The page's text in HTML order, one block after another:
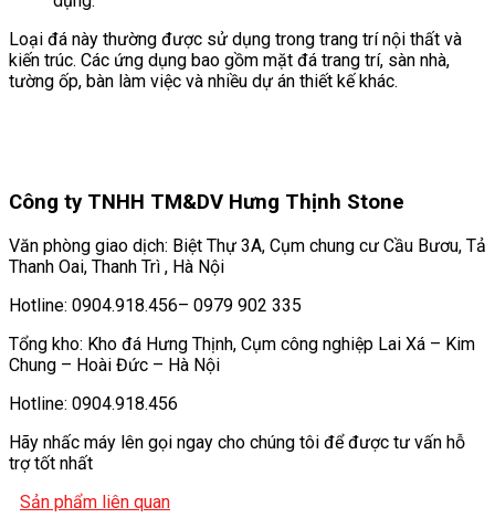
Loại đá này thường được sử dụng trong trang trí nội thất và
kiến trúc. Các ứng dụng bao gồm mặt đá trang trí, sàn nhà,
tường ốp, bàn làm việc và nhiều dự án thiết kế khác.
Công ty TNHH TM&DV Hưng Thịnh Stone
Văn phòng giao dịch: Biệt Thự 3A, Cụm chung cư Cầu Bươu, Tả
Thanh Oai, Thanh Trì , Hà Nội
Hotline: 0904.918.456– 0979 902 335
Tổng kho: Kho đá Hưng Thịnh, Cụm công nghiệp Lai Xá – Kim
Chung – Hoài Đức – Hà Nội
Hotline: 0904.918.456
Hãy nhấc máy lên gọi ngay cho chúng tôi để được tư vấn hỗ
trợ tốt nhất
Sản phẩm liên quan